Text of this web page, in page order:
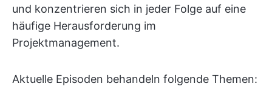
und konzentrieren sich in jeder Folge auf eine
häufige Herausforderung im
Projektmanagement.
Aktuelle Episoden behandeln folgende Themen: